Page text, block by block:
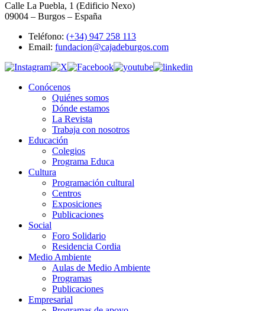
Calle La Puebla, 1 (Edificio Nexo)
09004 – Burgos – España
Teléfono: (+34) 947 258 113
Email: fundacion@cajadeburgos.com
Conócenos
Quiénes somos
Dónde estamos
La Revista
Trabaja con nosotros
Educación
Colegios
Programa Educa
Cultura
Programación cultural
Centros
Exposiciones
Publicaciones
Social
Foro Solidario
Residencia Cordia
Medio Ambiente
Aulas de Medio Ambiente
Programas
Publicaciones
Empresarial